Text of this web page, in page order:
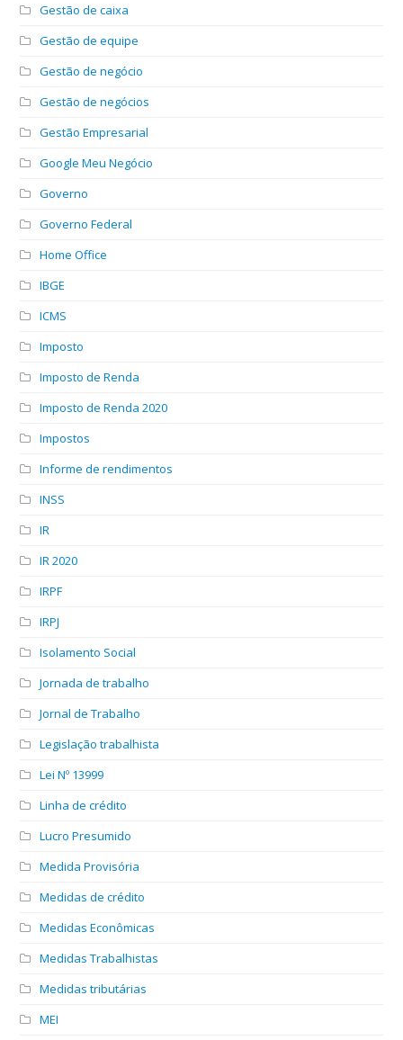
Gestão de caixa
Gestão de equipe
Gestão de negócio
Gestão de negócios
Gestão Empresarial
Google Meu Negócio
Governo
Governo Federal
Home Office
IBGE
ICMS
Imposto
Imposto de Renda
Imposto de Renda 2020
Impostos
Informe de rendimentos
INSS
IR
IR 2020
IRPF
IRPJ
Isolamento Social
Jornada de trabalho
Jornal de Trabalho
Legislação trabalhista
Lei Nº 13999
Linha de crédito
Lucro Presumido
Medida Provisória
Medidas de crédito
Medidas Econômicas
Medidas Trabalhistas
Medidas tributárias
MEI